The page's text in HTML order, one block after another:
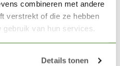
combineren met andere
verstrekt of die ze hebben
van hun services.
Details tonen